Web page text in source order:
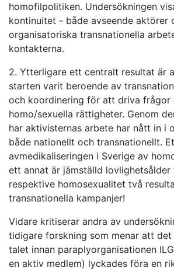
homofilpolitiken. Undersökningen
kontinuitet - både avseende aktörer
organisatoriska transnationella
kontakterna.
2. Ytterligare ett centralt resultat är
starten varit beroende av
och koordinering för att driva frågor
homo/sexuella rättigheter. Genom
har aktivisternas arbete har nått in i
både nationellt och transnationellt.
avmedikaliseringen i Sverige av
ett annat är jämställd
respektive homosexualitet två
transnationella kampanjer!
Vidare kritiserar andra av
tidigare forskning som menar att
talet innan paraplyorganisationen
en aktiv medlem) lyckades föra en